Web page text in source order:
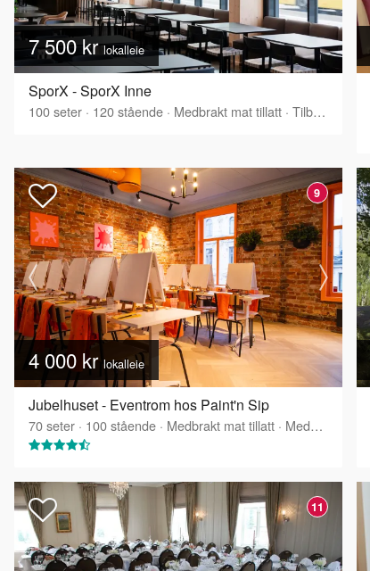
7 500 krlokalleie
SporX - SporX Inne
100seter · 120stående · Medbrakt mat tillatt · Tilbyr servering
9
4 000 krlokalleie
Jubelhuset - Eventrom hos Paint'n Sip
70seter · 100stående · Medbrakt mat tillatt · Medbrakt drikke tillatt
11